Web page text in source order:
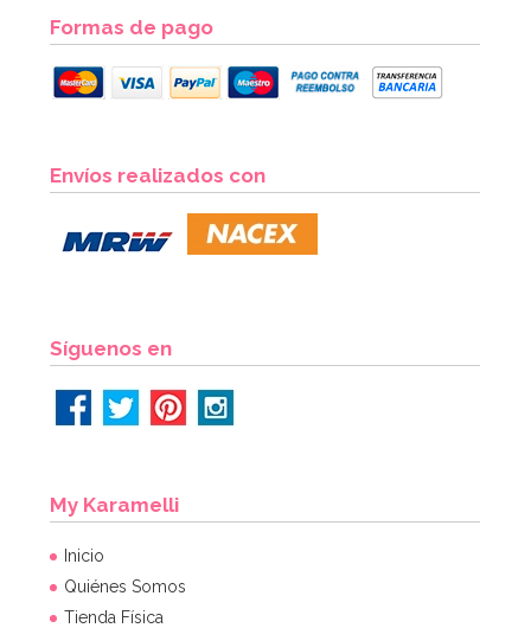
Formas de pago
Envíos realizados con
Síguenos en
My Karamelli
Inicio
Quiénes Somos
Tienda Física